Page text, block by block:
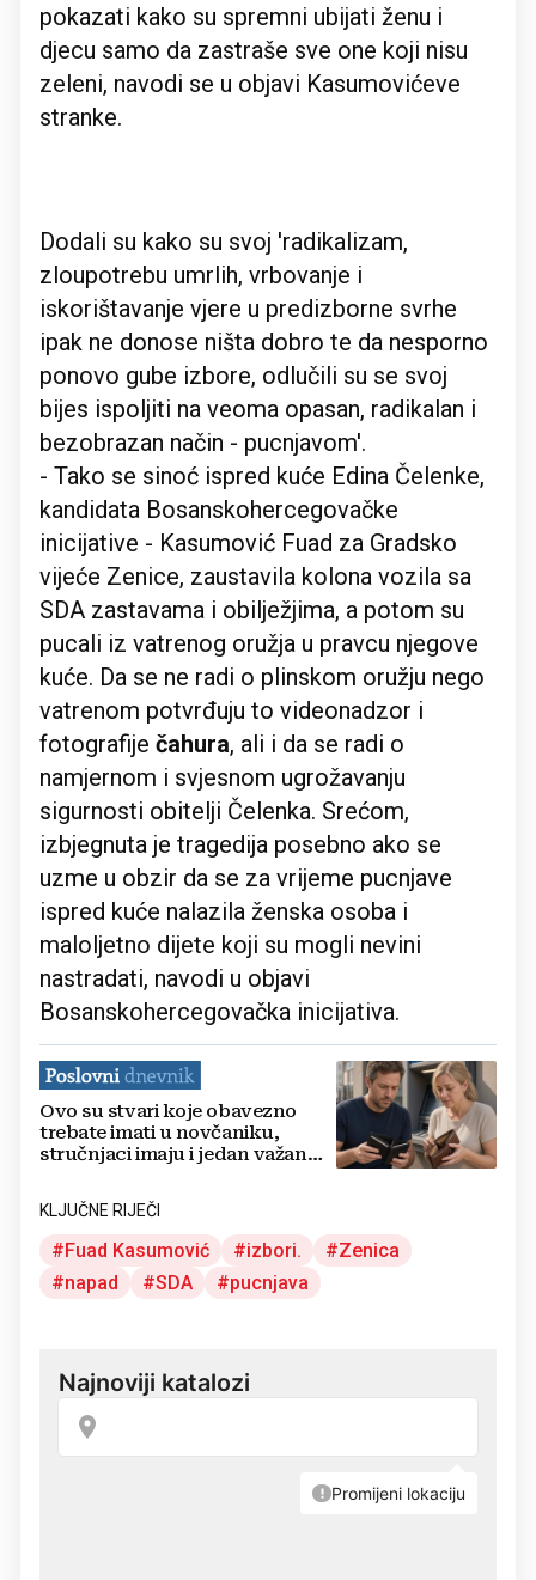
pokazati kako su spremni ubijati ženu i
djecu samo da zastraše sve one koji nisu
zeleni, navodi se u objavi Kasumovićeve
stranke.
Dodali su kako su svoj 'radikalizam,
zloupotrebu umrlih, vrbovanje i
iskorištavanje vjere u predizborne svrhe
ipak ne donose ništa dobro te da nesporno
ponovo gube izbore, odlučili su se svoj
bijes ispoljiti na veoma opasan, radikalan i
bezobrazan način - pucnjavom'.
- Tako se sinoć ispred kuće Edina Čelenke,
kandidata Bosanskohercegovačke
inicijative - Kasumović Fuad za Gradsko
vijeće Zenice, zaustavila kolona vozila sa
SDA zastavama i obilježjima, a potom su
pucali iz vatrenog oružja u pravcu njegove
kuće. Da se ne radi o plinskom oružju nego
vatrenom potvrđuju to videonadzor i
fotografije čahura, ali i da se radi o
namjernom i svjesnom ugrožavanju
sigurnosti obitelji Čelenka. Srećom,
izbjegnuta je tragedija posebno ako se
uzme u obzir da se za vrijeme pucnjave
ispred kuće nalazila ženska osoba i
maloljetno dijete koji su mogli nevini
nastradati, navodi u objavi
Bosanskohercegovačka inicijativa.
Ovo su stvari koje obavezno
trebate imati u novčaniku,
stručnjaci imaju i jedan važan
KLJUČNE RIJEČI
Fuad Kasumović izbori.
Zenica
napad
SDA pucnjava